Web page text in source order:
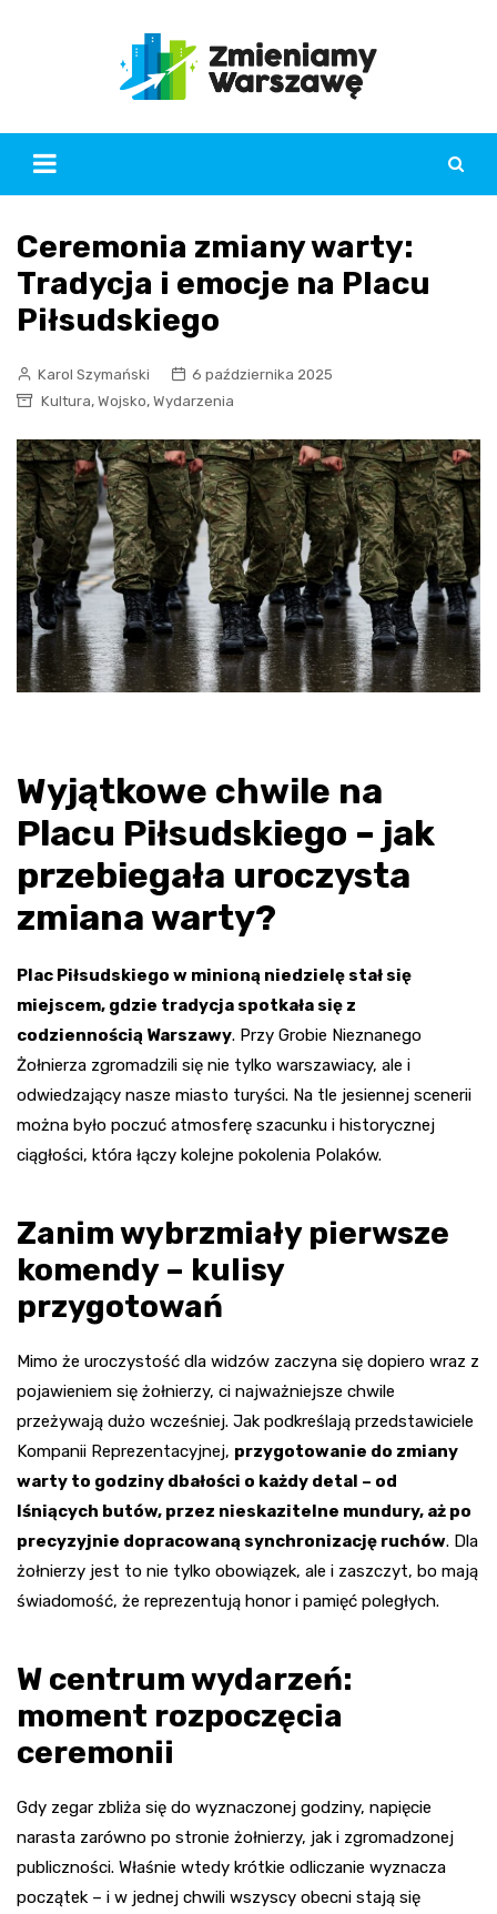
Ceremonia zmiany warty:
Tradycja i emocje na Placu
Piłsudskiego
Karol Szymański
6 października 2025
Kultura, Wojsko, Wydarzenia
Wyjątkowe chwile na
Placu Piłsudskiego – jak
przebiegała uroczysta
zmiana warty?
Plac Piłsudskiego w minioną niedzielę stał się
miejscem, gdzie tradycja spotkała się z
codziennością Warszawy. Przy Grobie Nieznanego
Żołnierza zgromadzili się nie tylko warszawiacy, ale i
odwiedzający nasze miasto turyści. Na tle jesiennej scenerii
można było poczuć atmosferę szacunku i historycznej
ciągłości, która łączy kolejne pokolenia Polaków.
Zanim wybrzmiały pierwsze
komendy – kulisy
przygotowań
Mimo że uroczystość dla widzów zaczyna się dopiero wraz z
pojawieniem się żołnierzy, ci najważniejsze chwile
przeżywają dużo wcześniej. Jak podkreślają przedstawiciele
Kompanii Reprezentacyjnej, przygotowanie do zmiany
warty to godziny dbałości o każdy detal – od
lśniących butów, przez nieskazitelne mundury, aż po
precyzyjnie dopracowaną synchronizację ruchów. Dla
żołnierzy jest to nie tylko obowiązek, ale i zaszczyt, bo mają
świadomość, że reprezentują honor i pamięć poległych.
W centrum wydarzeń:
moment rozpoczęcia
ceremonii
Gdy zegar zbliża się do wyznaczonej godziny, napięcie
narasta zarówno po stronie żołnierzy, jak i zgromadzonej
publiczności. Właśnie wtedy krótkie odliczanie wyznacza
początek – i w jednej chwili wszyscy obecni stają się